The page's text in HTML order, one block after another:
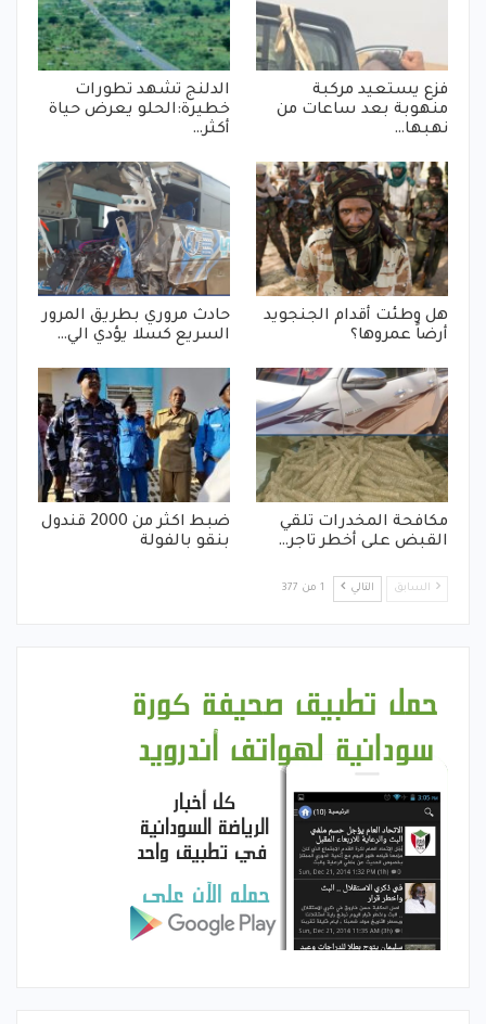
فزع يستعيد مركبة
منهوبة بعد ساعات من
نهبها…
الدلنج تشهد تطورات
خطيرة:الحلو يعرض حياة
أكثر…
هل وطئت أقدام الجنجويد
أرضاً عمروها؟
حادث مروري بطريق المرور
السريع كسلا يؤدي الي…
مكافحة المخدرات تلقي
القبض على أخطر تاجر…
ضبط اكثر من 2000 قندول
بنقو بالفولة
السابق التالي 1 من 377